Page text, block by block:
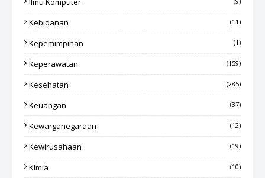
Kebidanan (11)
Kepemimpinan (1)
Keperawatan (159)
Kesehatan (285)
Keuangan (37)
Kewarganegaraan (12)
Kewirusahaan (19)
Kimia (10)